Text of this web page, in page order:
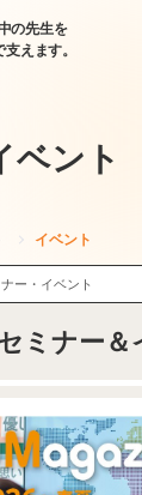
の先生を
えます。
ベント
イベント
ミナー＆